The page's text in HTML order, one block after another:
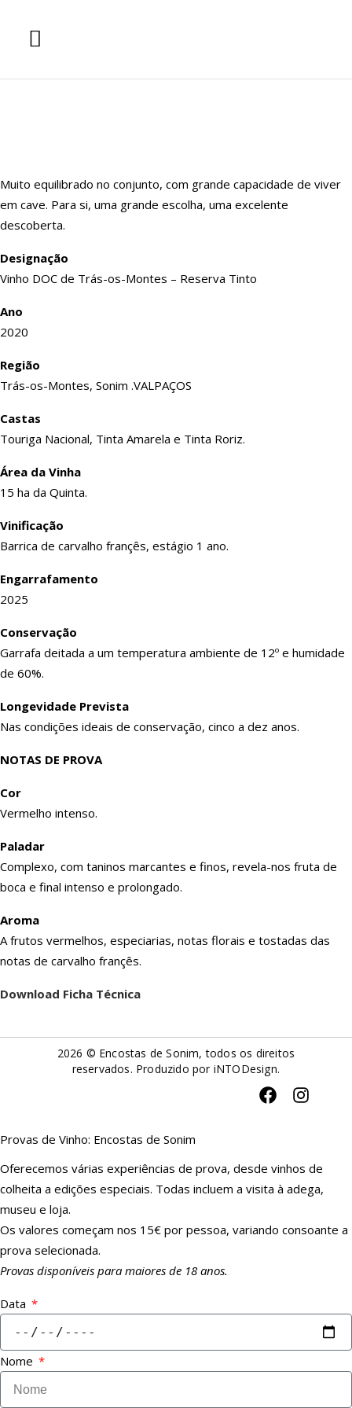
Muito equilibrado no conjunto, com grande capacidade de viver
em cave. Para si, uma grande escolha, uma excelente
descoberta.
Designação
Vinho DOC de Trás-os-Montes – Reserva Tinto
Ano
2020
Região
Trás-os-Montes, Sonim .VALPAÇOS
Castas
Touriga Nacional, Tinta Amarela e Tinta Roriz.
Área da Vinha
15 ha da Quinta.
Vinificação
Barrica de carvalho françês, estágio 1 ano.
Engarrafamento
2025
Conservação
Garrafa deitada a um temperatura ambiente de 12º e humidade
de 60%.
Longevidade Prevista
Nas condições ideais de conservação, cinco a dez anos.
NOTAS DE PROVA
Cor
Vermelho intenso.
Paladar
Complexo, com taninos marcantes e finos, revela-nos fruta de
boca e final intenso e prolongado.
Aroma
A frutos vermelhos, especiarias, notas florais e tostadas das
notas de carvalho françês.
Download Ficha Técnica
2026 © Encostas de Sonim, todos os direitos
reservados. Produzido por iNTODesign.
Provas de Vinho: Encostas de Sonim
Oferecemos várias experiências de prova, desde vinhos de
colheita a edições especiais. Todas incluem a visita à adega,
museu e loja.
Os valores começam nos 15€ por pessoa, variando consoante a
prova selecionada.
Provas disponíveis para maiores de 18 anos.
Data
Nome